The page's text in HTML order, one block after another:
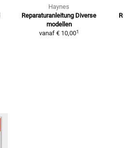
Haynes
Reparaturanleitung Diverse
modellen
vanaf € 10,001